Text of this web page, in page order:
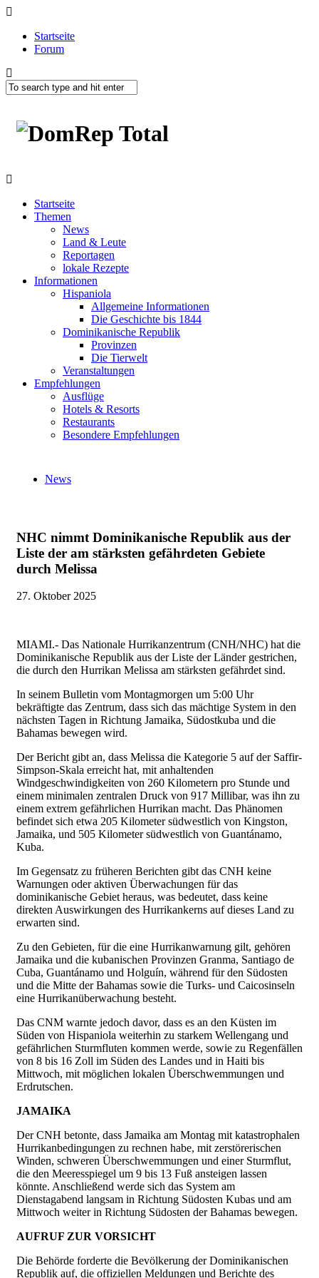
Startseite
Forum
Startseite
Themen
News
Land & Leute
Reportagen
lokale Rezepte
Informationen
Hispaniola
Allgemeine Informationen
Die Geschichte bis 1844
Dominikanische Republik
Provinzen
Die Tierwelt
Veranstaltungen
Empfehlungen
Ausflüge
Hotels & Resorts
Restaurants
Besondere Empfehlungen
News
NHC nimmt Dominikanische Republik aus der
Liste der am stärksten gefährdeten Gebiete
durch Melissa
27. Oktober 2025
MIAMI.- Das Nationale Hurrikanzentrum (CNH/NHC) hat die
Dominikanische Republik aus der Liste der Länder gestrichen,
die durch den Hurrikan Melissa am stärksten gefährdet sind.
In seinem Bulletin vom Montagmorgen um 5:00 Uhr
bekräftigte das Zentrum, dass sich das mächtige System in den
nächsten Tagen in Richtung Jamaika, Südostkuba und die
Bahamas bewegen wird.
Der Bericht gibt an, dass Melissa die Kategorie 5 auf der Saffir-
Simpson-Skala erreicht hat, mit anhaltenden
Windgeschwindigkeiten von 260 Kilometern pro Stunde und
einem minimalen zentralen Druck von 917 Millibar, was ihn zu
einem extrem gefährlichen Hurrikan macht. Das Phänomen
befindet sich etwa 205 Kilometer südwestlich von Kingston,
Jamaika, und 505 Kilometer südwestlich von Guantánamo,
Kuba.
Im Gegensatz zu früheren Berichten gibt das CNH keine
Warnungen oder aktiven Überwachungen für das
dominikanische Gebiet heraus, was bedeutet, dass keine
direkten Auswirkungen des Hurrikankerns auf dieses Land zu
erwarten sind.
Zu den Gebieten, für die eine Hurrikanwarnung gilt, gehören
Jamaika und die kubanischen Provinzen Granma, Santiago de
Cuba, Guantánamo und Holguín, während für den Südosten
und die Mitte der Bahamas sowie die Turks- und Caicosinseln
eine Hurrikanüberwachung besteht.
Das CNM warnte jedoch davor, dass es an den Küsten im
Süden von Hispaniola weiterhin zu starkem Wellengang und
gefährlichen Sturmfluten kommen werde, sowie zu Regenfällen
von 8 bis 16 Zoll im Süden des Landes und in Haiti bis
Mittwoch, mit möglichen lokalen Überschwemmungen und
Erdrutschen.
JAMAIKA
Der CNH betonte, dass Jamaika am Montag mit katastrophalen
Hurrikanbedingungen zu rechnen habe, mit zerstörerischen
Winden, schweren Überschwemmungen und einer Sturmflut,
die den Meeresspiegel um 9 bis 13 Fuß ansteigen lassen
könnte. Anschließend werde sich das System am
Dienstagabend langsam in Richtung Südosten Kubas und am
Mittwoch weiter in Richtung Südosten der Bahamas bewegen.
AUFRUF ZUR VORSICHT
Die Behörde forderte die Bevölkerung der Dominikanischen
Republik auf, die offiziellen Meldungen und Berichte des